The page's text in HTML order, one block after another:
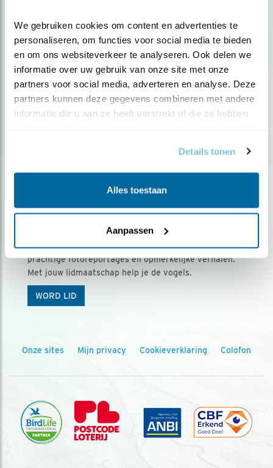
We gebruiken cookies om content en advertenties te
personaliseren, om functies voor social media te bieden
en om ons websiteverkeer te analyseren. Ook delen we
informatie over uw gebruik van onze site met onze
partners voor social media, adverteren en analyse. Deze
partners kunnen deze gegevens combineren met andere
informatie die u aan ze heeft verstrekt of die ze hebben
Details tonen
Alles toestaan
Aanpassen
Ontvang 5 x Vogels voor € 36,00 per jaar
Vogels is het tijdschrift voor onze leden, met
prachtige fotoreportages en opmerkelijke verhalen.
Met jouw lidmaatschap help je de vogels.
WORD LID
Onze sites Mijn privacy Cookieverklaring Colofon